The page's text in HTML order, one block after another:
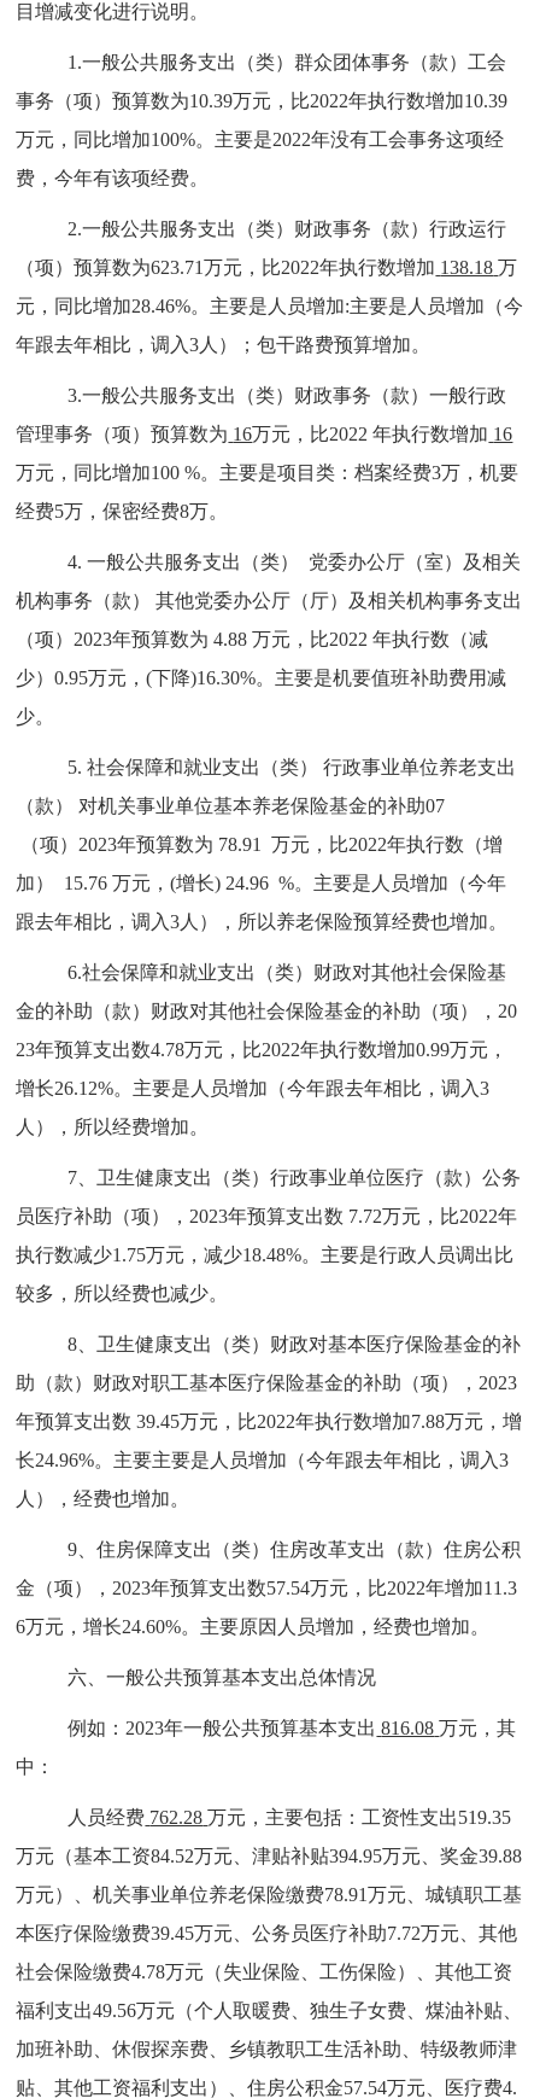
目增减变化进行说明。
1.一般公共服务支出（类）群众团体事务 （款） 工会
事务 （项）预算数为10.39万元，比2022年执行数增加10.39
万元，同比增加100%。主要是2022年没有工会事务这项经
费，今年有该项经费。
2.一般公共服务支出（类）财政事务（款）行政运行
（项）预算数为623.71万元，比2022年执行数增加 138.18 万
元， 同比增加28.46%。主要是 人员增加:主要是人员增加（今
年跟去年相比，调入3人）
；包干路费预算增加。
3.一般公共服务支出（类）财政事务（款）一般行政
管理事务（项）预算数为 16万元，比2022 年执行数增加 16
万元， 同比增加100 %。主要是项目类：档案经费3万，机要
经费5万，保密经费8万。
4. 一般公共服务支出 （类）
党委办公厅（室）及相关
机构事务 （款）
其他党委办公厅（厅）及相关机构事务支出
（项）2023年预算数为 4.88万元，比2022 年执行数（减
少）0.95万元，(下降)16.30%。主要是机要值班补助费用减
少。
5.社会保障和就业支出（类） 行政事业单位养老支出
（款） 对机关事业单位基本养老保险基金的补助07
（项）2023年预算数为 78.91 万元，比2022年执行数（增
加） 15.76 万元，(增长) 24.96 %。主要是人员增加（今年
跟去年相比，调入3人），所以养老保险预算经费也增加。
6.社会保障和就业支出（类）财政对其他社会保险基
金的补助（款）财政对其他社会保险基金的补助（项），20
23年预算支出数4.78万元，比2022年执行数增加0.99万元，
增长26.12%。主要是人员增加（今年跟去年相比，调入3
人），所以经费增加。
7、卫生健康支出（类）行政事业单位医疗（款）公务
员医疗补助（项），2023年预算支出数 7.72万元，比2022年
执行数减少1.75万元，减少18.48%。主要是行政人员调出比
较多，所以经费也减少。
8、卫生健康支出（类）财政对基本医疗保险基金的补
助（款）财政对职工基本医疗保险基金的补助（项），2023
年预算支出数 39.45万元，比2022年执行数增加7.88万元，增
长24.96%。主要主要是人员增加（今年跟去年相比，调入3
人），经费也增加。
9、住房保障支出（类）住房改革支出（款）住房公积
金（项），2023年预算支出数57.54万元，比2022年增加11.3
6万元，增长24.60%。主要原因人员增加，经费也增加。
六、一般公共预算基本支出总体情况
例如：2023年一般公共预算基本支出 816.08 万元，其
中：
人员经费 762.28 万元，主要包括： 工资性支出519.35
万元 （基本工资84.52万元 、津贴补贴394.95万元 、奖金39.88
万元） 、机关事业单位养老保险缴费78.91万元 、城镇职工基
本医疗保险缴费39.45万元 、公务员医疗补助7.72万元 、其他
社会保险缴费4.78万元 （失业保险 工伤保险） 、其他工资
福利支出49.56万元 （个人取暖费 、独生子女费 、煤油补贴
加班补助 、休假探亲费 乡镇教职工生活补助 、特级教师津
贴 、其他工资福利支出） 、住房公积金57.54万元 医疗费4.